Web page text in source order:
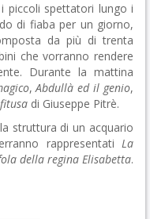
piccoli spettatori lungo i
di fiaba per un giorno,
da più di trenta
che vorranno rendere
Durante la mattina
,Abdullà ed il genio,
di Giuseppe Pitrè.
struttura di un acquario
rappresentati La
della regina Elisabetta.